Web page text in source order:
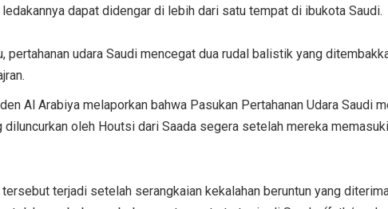
Kesalahan Syiah
ledakannya dapat didengar di lebih dari satu tempat di ibukota Saudi.
pertahanan udara Saudi mencegat dua rudal balistik yang
Al Arabiya melaporkan bahwa Pasukan Pertahanan Udara Saudi
diluncurkan oleh Houtsi dari Saada segera setelah mereka
terjadi setelah serangkaian kekalahan beruntun yang